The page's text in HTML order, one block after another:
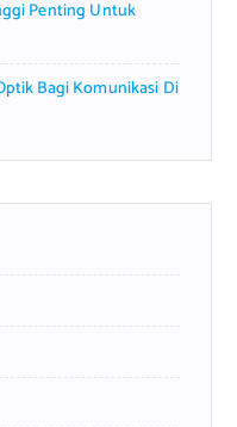
Penting Untuk
Bagi Komunikasi Di